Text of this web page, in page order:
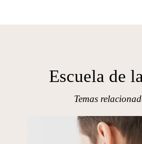
Escuela de
Temas